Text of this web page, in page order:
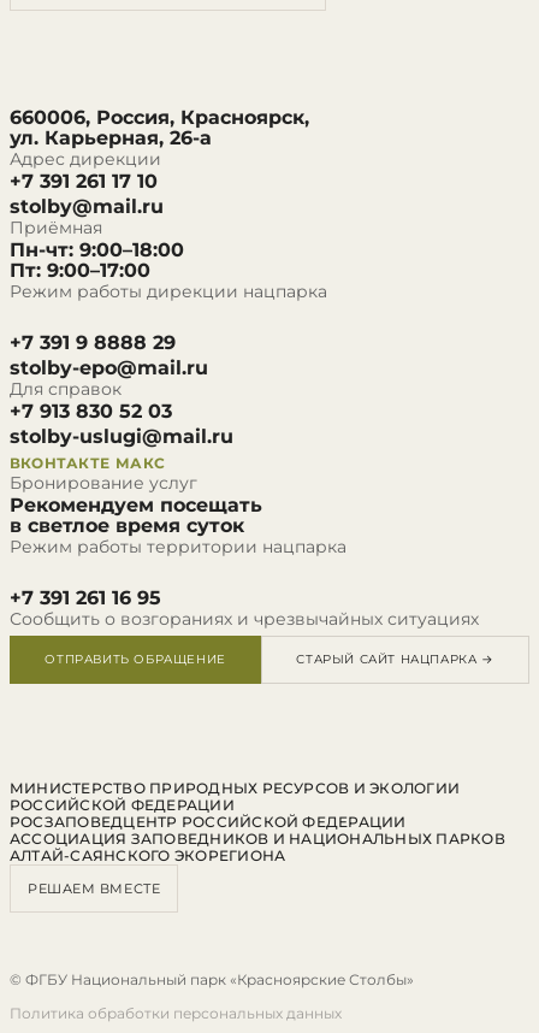
660006, Россия, Красноярск,
ул. Карьерная, 26-а
Адрес дирекции
+7 391 261 17 10
stolby@mail.ru
Приёмная
Пн-чт: 9:00–18:00
Пт: 9:00–17:00
Режим работы дирекции нацпарка
+7 391 9 8888 29
stolby-epo@mail.ru
Для справок
+7 913 830 52 03
stolby-uslugi@mail.ru
ВКОНТАКТЕ МАКС
Бронирование услуг
Рекомендуем посещать
в светлое время суток
Режим работы территории нацпарка
+7 391 261 16 95
Сообщить о возгораниях и чрезвычайных ситуациях
ОТПРАВИТЬ ОБРАЩЕНИЕ СТАРЫЙ САЙТ НАЦПАРКА →
МИНИСТЕРСТВО ПРИРОДНЫХ РЕСУРСОВ И ЭКОЛОГИИ
РОССИЙСКОЙ ФЕДЕРАЦИИ
РОСЗАПОВЕДЦЕНТР РОССИЙСКОЙ ФЕДЕРАЦИИ
АССОЦИАЦИЯ ЗАПОВЕДНИКОВ И НАЦИОНАЛЬНЫХ ПАРКОВ
АЛТАЙ-САЯНСКОГО ЭКОРЕГИОНА
РЕШАЕМ ВМЕСТЕ
© ФГБУ Национальный парк «Красноярские Столбы»
Политика обработки персональных данных